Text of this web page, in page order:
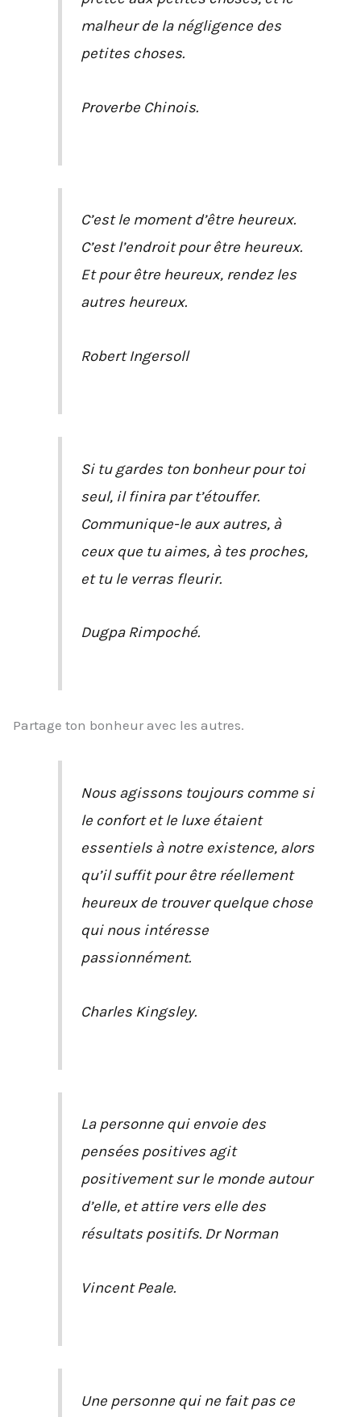
malheur de la négligence des
petites choses.
Proverbe Chinois.
C’est le moment d’être heureux.
C’est l’endroit pour être heureux.
Et pour être heureux, rendez les
autres heureux.
Robert Ingersoll
Si tu gardes ton bonheur pour toi
seul, il finira par t’étouffer.
Communique-le aux autres, à
ceux que tu aimes, à tes proches,
et tu le verras fleurir.
Dugpa Rimpoché.
Partage ton bonheur avec les autres.
Nous agissons toujours comme si
le confort et le luxe étaient
essentiels à notre existence, alors
qu’il suffit pour être réellement
heureux de trouver quelque chose
qui nous intéresse
passionnément.
Charles Kingsley.
La personne qui envoie des
pensées positives agit
positivement sur le monde autour
d’elle, et attire vers elle des
résultats positifs. Dr Norman
Vincent Peale.
Une personne qui ne fait pas ce